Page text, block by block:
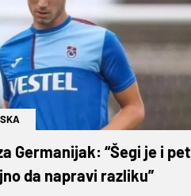
Germanijak: “Šegi je i pet